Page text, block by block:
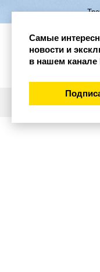
Самые
новости и
в нашем